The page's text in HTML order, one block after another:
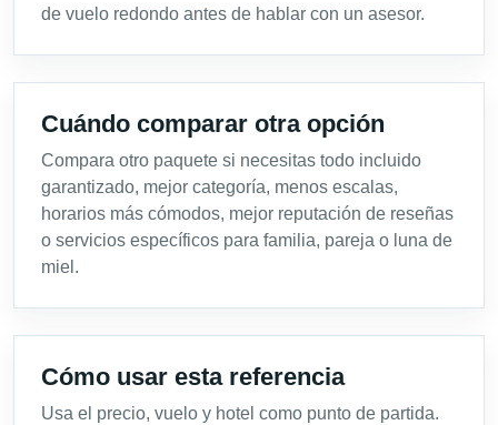
de vuelo redondo antes de hablar con un asesor.
Cuándo comparar otra opción
Compara otro paquete si necesitas todo incluido
garantizado, mejor categoría, menos escalas,
horarios más cómodos, mejor reputación de reseñas
o servicios específicos para familia, pareja o luna de
miel.
Cómo usar esta referencia
Usa el precio, vuelo y hotel como punto de partida.